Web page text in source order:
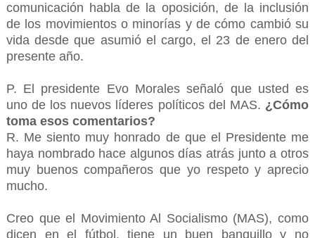
comunicación habla de la oposición, de la inclusión
de los movimientos o minorías y de cómo cambió su
vida desde que asumió el cargo, el 23 de enero del
presente año.
P. El presidente Evo Morales señaló que usted es
uno de los nuevos líderes políticos del MAS. ¿Cómo
toma esos comentarios?
R. Me siento muy honrado de que el Presidente me
haya nombrado hace algunos días atrás junto a otros
muy buenos compañeros que yo respeto y aprecio
mucho.
Creo que el Movimiento Al Socialismo (MAS), como
dicen en el fútbol, tiene un buen banquillo y no